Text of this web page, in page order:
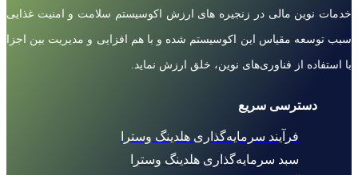
خدمات نوین مالی در زنجیره های ارزش اکوسیستم سلامت و امنیت غذایی
سبب توسعه مقیاس این اکوسیستم شده و با هم افزایی و مدیریت بین اجزا
با استفاده از فناوری‌های نوین، خلق ارزش نماید.
دسترسی سریع
فرآیند سرمایه‌گذاری هلدینگ وسترا
سبد سرمایه‌گذاری هلدینگ وسترا